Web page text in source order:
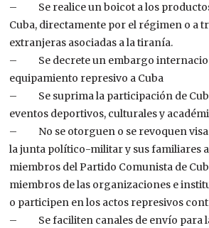
– Se realice un boicot a los
Cuba, directamente por el régimen o a
extranjeras asociadas a la tiranía.
– Se decrete un embargo
equipamiento represivo a Cuba
– Se suprima la participación de
eventos deportivos, culturales y
– No se otorguen o se revoquen
la junta político-militar y sus familiares
miembros del Partido Comunista de
miembros de las organizaciones e
o participen en los actos represivos
– Se faciliten canales de envío para